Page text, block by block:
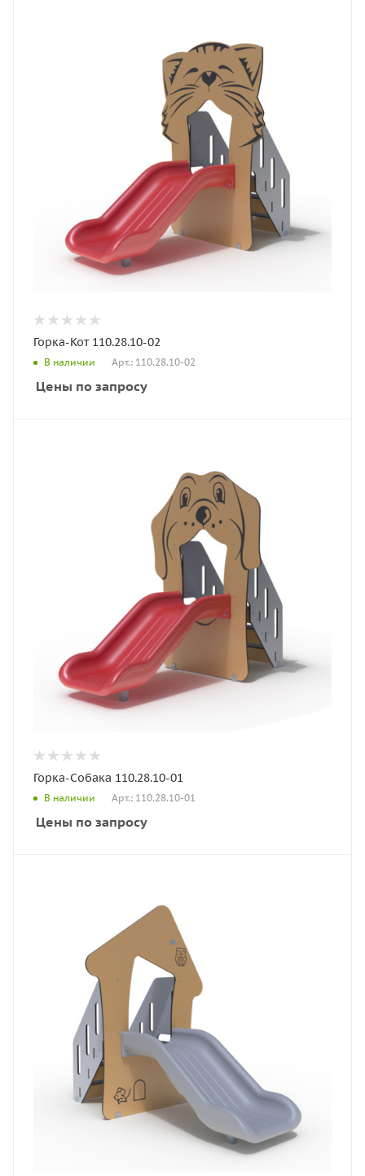
Горка-Кот 110.28.10-02
В наличии Арт.: 110.28.10-02
Цены по запросу
Горка-Собака 110.28.10-01
В наличии Арт.: 110.28.10-01
Цены по запросу